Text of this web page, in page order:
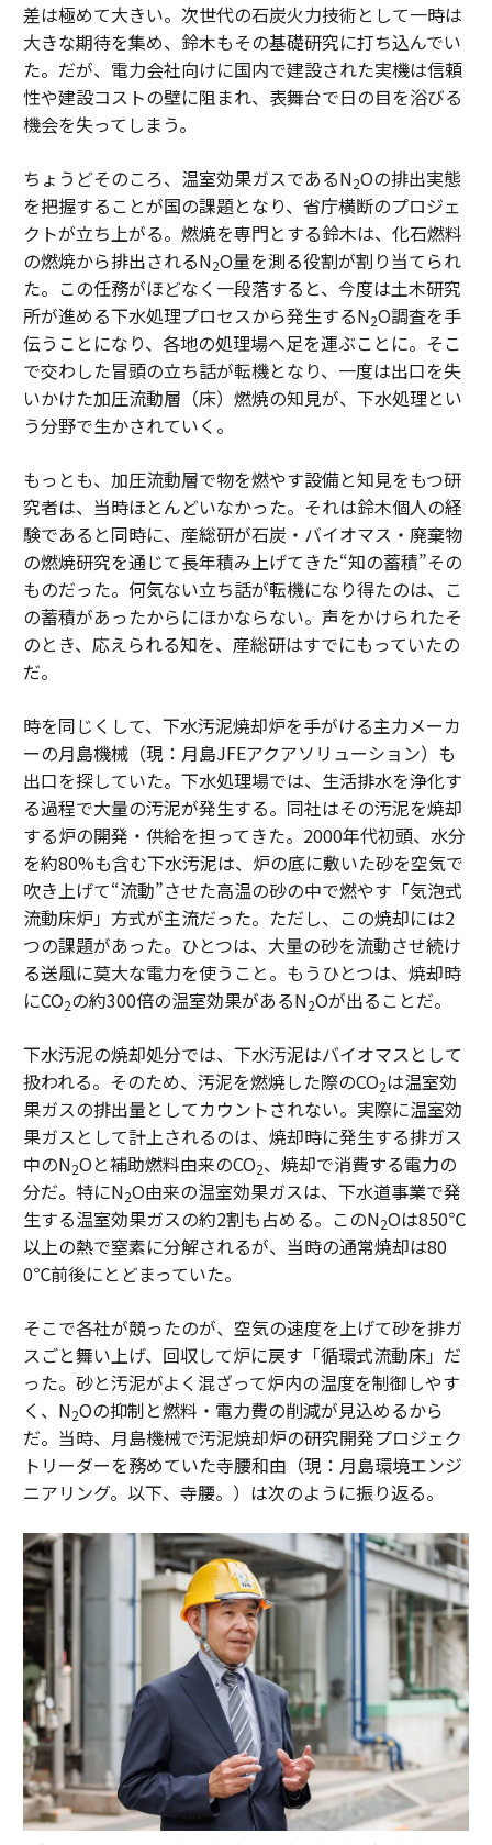
差は極めて大きい。次世代の石炭火力技術として一時は
大きな期待を集め、鈴木もその基礎研究に打ち込んでい
た。だが、電力会社向けに国内で建設された実機は信頼
性や建設コストの壁に阻まれ、表舞台で日の目を浴びる
機会を失ってしまう。
ちょうどそのころ、温室効果ガスであるN2Oの排出実態
を把握することが国の課題となり、省庁横断のプロジェ
クトが立ち上がる。燃焼を専門とする鈴木は、化石燃料
の燃焼から排出されるN2O量を測る役割が割り当てられ
た。この任務がほどなく一段落すると、今度は土木研究
所が進める下水処理プロセスから発生するN2O調査を手
伝うことになり、各地の処理場へ足を運ぶことに。そこ
で交わした冒頭の立ち話が転機となり、一度は出口を失
いかけた加圧流動層（床）燃焼の知見が、下水処理とい
う分野で生かされていく。
もっとも、加圧流動層で物を燃やす設備と知見をもつ研
究者は、当時ほとんどいなかった。それは鈴木個人の経
験であると同時に、産総研が石炭・バイオマス・廃棄物
の燃焼研究を通じて長年積み上げてきた“知の蓄積”その
ものだった。何気ない立ち話が転機になり得たのは、こ
の蓄積があったからにほかならない。声をかけられたそ
のとき、応えられる知を、産総研はすでにもっていたの
だ。
時を同じくして、下水汚泥焼却炉を手がける主力メーカ
ーの月島機械（現：月島JFEアクアソリューション）も
出口を探していた。下水処理場では、生活排水を浄化す
る過程で大量の汚泥が発生する。同社はその汚泥を焼却
する炉の開発・供給を担ってきた。2000年代初頭、水分
を約80%も含む下水汚泥は、炉の底に敷いた砂を空気で
吹き上げて“流動”させた高温の砂の中で燃やす「気泡式
流動床炉」方式が主流だった。ただし、この焼却には2
つの課題があった。ひとつは、大量の砂を流動させ続け
る送風に莫大な電力を使うこと。もうひとつは、焼却時
にCO2の約300倍の温室効果があるN2Oが出ることだ。
下水汚泥の焼却処分では、下水汚泥はバイオマスとして
扱われる。そのため、汚泥を燃焼した際のCO2は温室効
果ガスの排出量としてカウントされない。実際に温室効
果ガスとして計上されるのは、焼却時に発生する排ガス
中のN2Oと補助燃料由来のCO2、焼却で消費する電力の
分だ。特にN2O由来の温室効果ガスは、下水道事業で発
生する温室効果ガスの約2割も占める。このN2Oは850℃
以上の熱で窒素に分解されるが、当時の通常焼却は80
0℃前後にとどまっていた。
そこで各社が競ったのが、空気の速度を上げて砂を排ガ
スごと舞い上げ、回収して炉に戻す「循環式流動床」だ
った。砂と汚泥がよく混ざって炉内の温度を制御しやす
く、N2Oの抑制と燃料・電力費の削減が見込めるから
だ。当時、月島機械で汚泥焼却炉の研究開発プロジェク
トリーダーを務めていた寺腰和由（現：月島環境エンジ
ニアリング。以下、寺腰。）は次のように振り返る。